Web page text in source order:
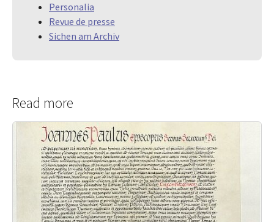
Personalia
Revue de presse
Sichen am Archiv
Read more